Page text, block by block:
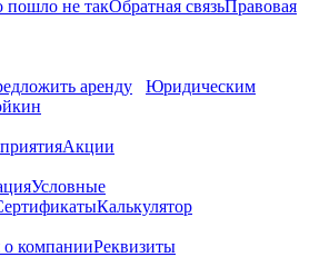
пошло не такОбратная связьПравовая
аренду
Юридическим
Акции
Условные
Калькулятор
компанииРеквизиты